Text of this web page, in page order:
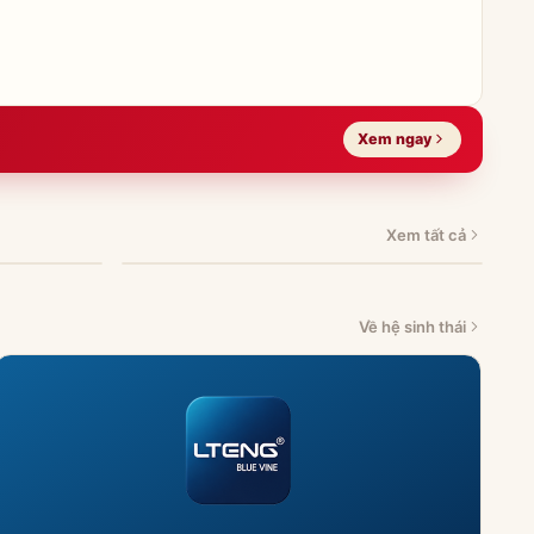
Xem ngay
Xem tất cả
Về hệ sinh thái